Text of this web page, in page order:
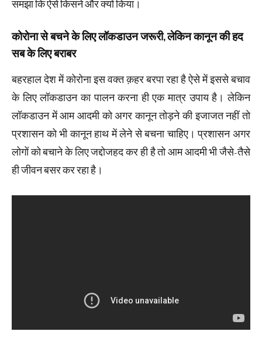
समझा कि ऐसे किसने और क्यों किया।
कोरोना से बचने के लिए लॉकडाउन जरूरी, लेकिन कानून की हद
सब के लिए बराबर
बहरहाल देश में कोरोना इस वक्त क़हर बरपा रहा है ऐसे में इससे बचाव
के लिए लॉकडाउन का पालन करना ही एक मात्र उपाय है। लेकिन
लॉकडाउन में आम आदमी को अगर कानून तोड़ने की इजाजत नहीं तो
प्रशासन को भी कानून हाथ में लेने से बचना चाहिए। प्रशासन अगर
लोगों को बचाने के लिए जद्दोजहद कर ही है तो आम आदमी भी जैसे-तैसे
ही जीवन बसर कर रहा है।